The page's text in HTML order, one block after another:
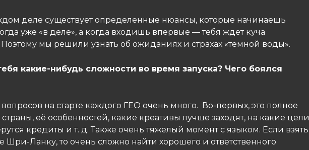
деле существует определенные нюансы, которые начинаешь
уже «в деле», а когда входишь впервые — тебя ждет куча
мы решили узнать об ожиданиях и страхах «темной воды».
какие-нибудь сложности во время запуска? Чего боялся
на старте каждого ГЕО очень много. Во-первых, это полное
её особенностей, какие креативы лучше заходят, на какие цели
кредиты и т. д. Также очень тяжелый момент с языком. Если взять
Шри-Ланку, то очень сложно найти хорошего и ответственного